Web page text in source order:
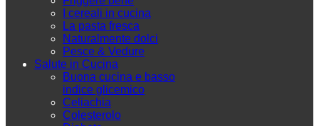
I cereali in cucina
La pasta fresca
Naturalmente dolci
Pesce & Vedure
Salute in Cucina
Buona cucina e basso
indice glicemico
Celiachia
Colesterolo